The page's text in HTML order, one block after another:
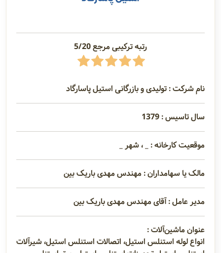
رتبه ترکیبی مرجع 5/20
نام شرکت : تولیدی و بازرگانی استیل پاسارگاد
سال تاسیس : 1379
موقعیت کارخانه : _ ، شهر _
مالک یا سهامداران : مهندس مهدی باریک بین
مدیر عامل : آقای مهندس مهدی باریک بین
عنوان ماشین‌آلات :
انواع لوله استنلس استیل، اتصالات استنلس استیل، شیرآلات